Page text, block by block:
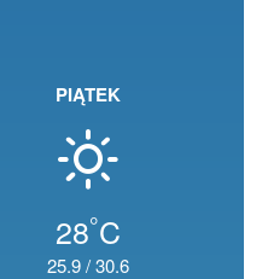
PIĄTEK
28°C
25.9/30.6